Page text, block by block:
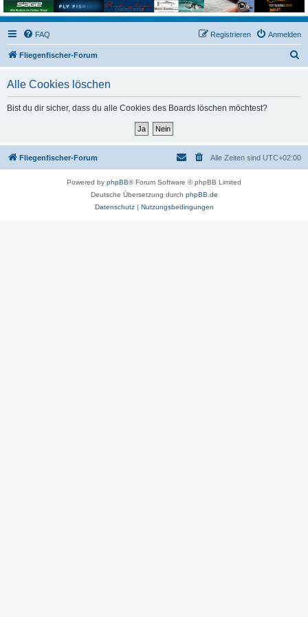
FAQ Anmelden
Registrieren
Fliegenfischer-Forum
Alle Cookies löschen
Bist du dir sicher, dass du alle Cookies des Boards löschen möchtest?
Fliegenfischer-Forum Alle Zeiten sind UTC+02:00
Powered by phpBB® Forum Software © phpBB Limited
Deutsche Übersetzung durch phpBB.de
Datenschutz| Nutzungsbedingungen